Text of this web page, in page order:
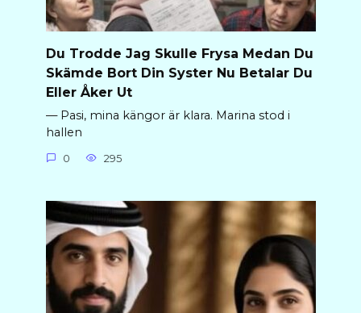
Du Trodde Jag Skulle Frysa Medan Du
Skämde Bort Din Syster Nu Betalar Du
Eller Åker Ut
— Pasi, mina kängor är klara. Marina stod i
hallen
0 295